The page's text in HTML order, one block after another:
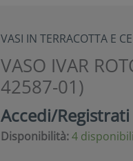
VASI IN TERRACOTTA E
VASO IVAR
42587-01)
Accedi/
Disponibilità:4 disponibili